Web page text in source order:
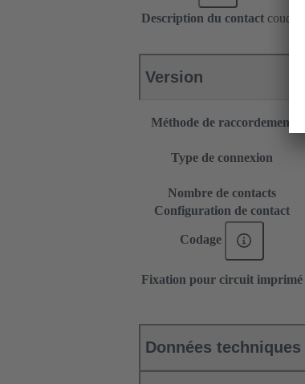
Description du contact coudé
Version
Méthode de raccordement
Type de connexion
Nombre de contacts
Configuration de contact
Codage
Fixation pour circuit imprimé
Données techniques